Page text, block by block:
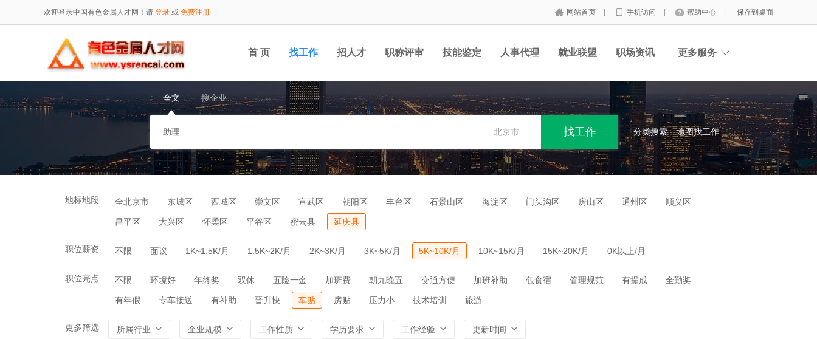
欢迎登录中国有色金属人才网！请 登录 或 免费注册 网站首页 手机访问 帮助中心 保存到桌面
首 页 找工作 招人才 职称评审 技能鉴定 人事代理 就业联盟 职场资讯 更多服务
全文 搜企业
北京市 分类搜索 地图找工作
地标地段 全北京市 东城区 西城区 崇文区 宣武区 朝阳区 丰台区 石景山区 海淀区 门头沟区 房山区 通州区 顺义区
昌平区 大兴区 怀柔区 平谷区 密云县 延庆县
职位薪资 不限 面议 1K~1.5K/月 1.5K~2K/月 2K~3K/月 3K~5K/月 5K~10K/月 10K~15K/月 15K~20K/月 0K以上/月
职位亮点 不限 环境好 年终奖 双休 五险一金 加班费 朝九晚五 交通方便 加班补助 包食宿 管理规范 有提成 全勤奖
有年假 专车接送 有补助 晋升快 车贴 房贴 压力小 技术培训 旅游
更多筛选 所属行业 企业规模 工作性质 学历要求 工作经验 更新时间